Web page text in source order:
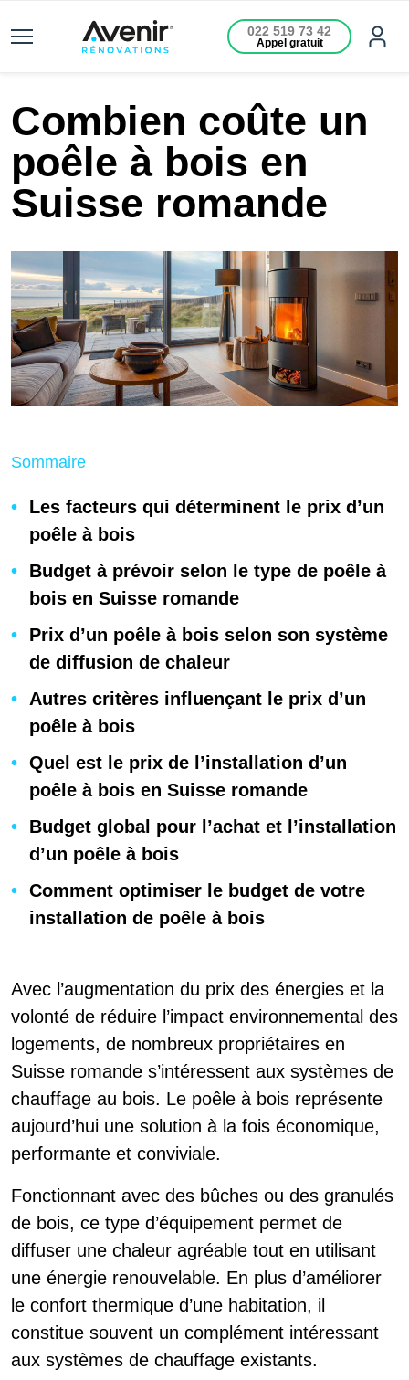
022 519 73 42
Appel gratuit
Combien coûte un
poêle à bois en
Suisse romande
Sommaire
Les facteurs qui déterminent le prix d’un
poêle à bois
Budget à prévoir selon le type de poêle à
bois en Suisse romande
Prix d’un poêle à bois selon son système
de diffusion de chaleur
Autres critères influençant le prix d’un
poêle à bois
Quel est le prix de l’installation d’un
poêle à bois en Suisse romande
Budget global pour l’achat et l’installation
d’un poêle à bois
Comment optimiser le budget de votre
installation de poêle à bois
Avec l’augmentation du prix des énergies et la
volonté de réduire l’impact environnemental des
logements, de nombreux propriétaires en
Suisse romande s’intéressent aux systèmes de
chauffage au bois. Le poêle à bois représente
aujourd’hui une solution à la fois économique,
performante et conviviale.
Fonctionnant avec des bûches ou des granulés
de bois, ce type d’équipement permet de
diffuser une chaleur agréable tout en utilisant
une énergie renouvelable. En plus d’améliorer
le confort thermique d’une habitation, il
constitue souvent un complément intéressant
aux systèmes de chauffage existants.